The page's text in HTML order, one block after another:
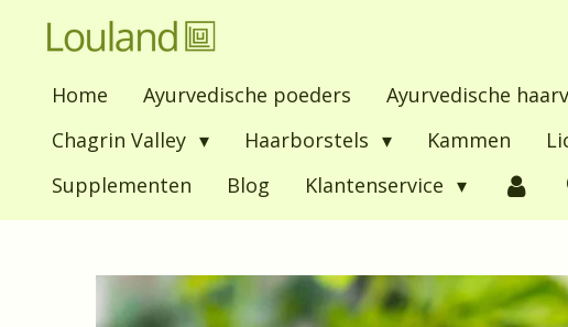
Home Ayurvedische poeders Ayurvedische
Chagrin Valley
Haarborstels Kammen
Supplementen
Blog Klantenservice